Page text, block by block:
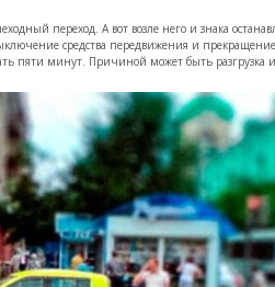
переход. А вот возле него и знака
средства передвижения и прекращение
пяти минут. Причиной может быть разгрузка